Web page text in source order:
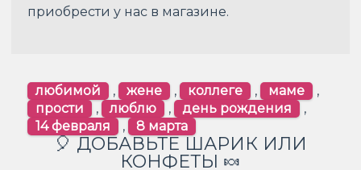
приобрести у нас в магазине.
любимой , жене , коллеге , маме
,
прости
, люблю , день рождения
,
14 февраля
, 8 марта
🎈 ДОБАВЬТЕ ШАРИК ИЛИ
КОНФЕТЫ 🍬